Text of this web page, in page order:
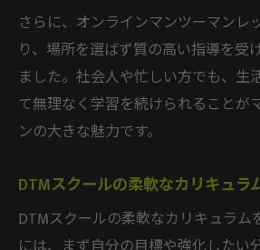
さらに、オンラインマンツーマンレ
り、場所を選ばず質の高い指導を受
ました。社会人や忙しい方でも、生
て無理なく学習を続けられることが
ンの大きな魅力です。
DTMスクールの柔軟なカリキュラ
DTMスクールの柔軟なカリキュラム